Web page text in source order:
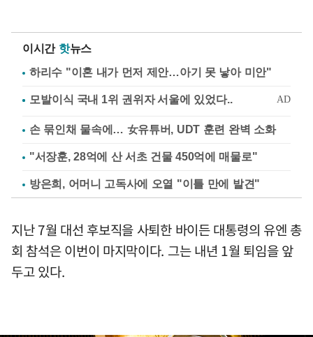
이시간 핫뉴스
하리수 "이혼 내가 먼저 제안…아기 못 낳아 미안"
손 묶인채 물속에… 女유튜버, UDT 훈련 완벽 소화
"서장훈, 28억에 산 서초 건물 450억에 매물로"
방은희, 어머니 고독사에 오열 "이틀 만에 발견"
지난 7월 대선 후보직을 사퇴한 바이든 대통령의 유엔 총
회 참석은 이번이 마지막이다. 그는 내년 1월 퇴임을 앞
두고 있다.